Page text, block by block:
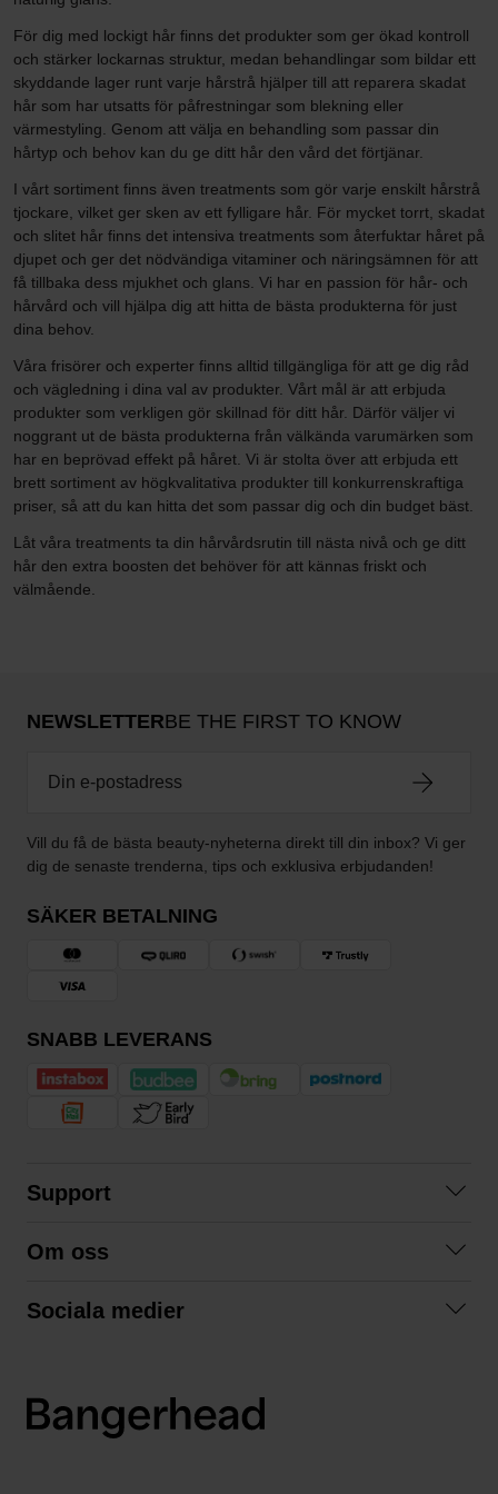
För dig med lockigt hår finns det produkter som ger ökad kontroll
och stärker lockarnas struktur, medan behandlingar som bildar ett
skyddande lager runt varje hårstrå hjälper till att reparera skadat
hår som har utsatts för påfrestningar som blekning eller
värmestyling. Genom att välja en behandling som passar din
hårtyp och behov kan du ge ditt hår den vård det förtjänar.
I vårt sortiment finns även treatments som gör varje enskilt hårstrå
tjockare, vilket ger sken av ett fylligare hår. För mycket torrt, skadat
och slitet hår finns det intensiva treatments som återfuktar håret på
djupet och ger det nödvändiga vitaminer och näringsämnen för att
få tillbaka dess mjukhet och glans. Vi har en passion för hår- och
hårvård och vill hjälpa dig att hitta de bästa produkterna för just
dina behov.
Våra frisörer och experter finns alltid tillgängliga för att ge dig råd
och vägledning i dina val av produkter. Vårt mål är att erbjuda
produkter som verkligen gör skillnad för ditt hår. Därför väljer vi
noggrant ut de bästa produkterna från välkända varumärken som
har en beprövad effekt på håret. Vi är stolta över att erbjuda ett
brett sortiment av högkvalitativa produkter till konkurrenskraftiga
priser, så att du kan hitta det som passar dig och din budget bäst.
Låt våra treatments ta din hårvårdsrutin till nästa nivå och ge ditt
hår den extra boosten det behöver för att kännas friskt och
välmående.
NEWSLETTERBE THE FIRST TO KNOW
Vill du få de bästa beauty-nyheterna direkt till din inbox? Vi ger
dig de senaste trenderna, tips och exklusiva erbjudanden!
SÄKER BETALNING
SNABB LEVERANS
Support
Köpvillkor
Om oss
Våra fraktalternativ
Sociala medier
LinkedIn